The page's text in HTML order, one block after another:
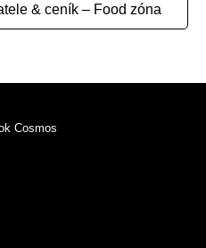
& ceník – Food zóna
Cosmos